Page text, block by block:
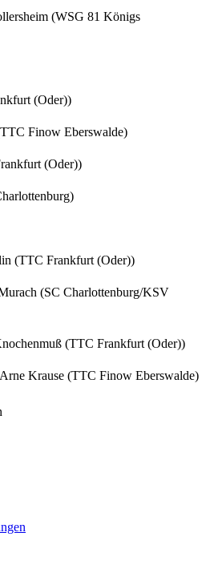
(WSG 81 Königs
(Oder))
Finow Eberswalde)
(Oder))
(TTC Frankfurt (Oder))
(SC Charlottenburg/KSV
(TTC Frankfurt (Oder))
Krause (TTC Finow Eberswalde)